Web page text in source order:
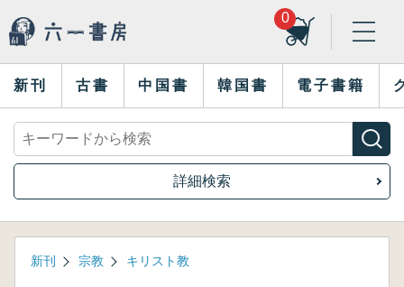
0
新刊 古書 中国書 韓国書 電子書籍
詳細検索
新刊 宗教 キリスト教